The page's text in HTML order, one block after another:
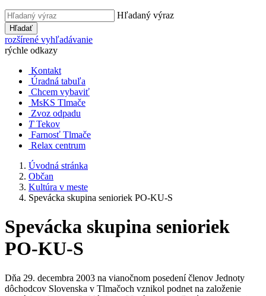
Hľadaný výraz
Hľadať
rozšírené vyhľadávanie
rýchle odkazy
Kontakt
Úradná tabuľa
Chcem vybaviť
MsKS Tlmače
Zvoz odpadu
T Tekov
Farnosť Tlmače
Relax centrum
Úvodná stránka
Občan
Kultúra v meste
Spevácka skupina senioriek PO-KU-S
Spevácka skupina senioriek
PO-KU-S
Dňa 29. decembra 2003 na vianočnom posedení členov Jednoty
dôchodcov Slovenska v Tlmačoch vznikol podnet na založenie